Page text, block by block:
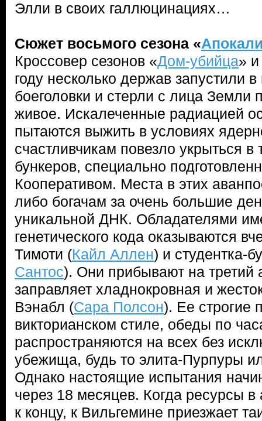
Элли в своих галлюцинациях…
Сюжет восьмого сезона «
Кроссовер сезонов «Дом-убийца»
году несколько держав запустили
боеголовки и стерли с лица Земли
живое. Искалеченные радиацией
пытаются выжить в условиях
счастливчикам повезло укрыться в
бункеров, специально
Кооперативом. Места в этих
либо богачам за очень большие
уникальной ДНК. Обладателями
генетического кода оказываются
Тимоти (Кайл Аллен) и студентка-
Сантос). Они прибывают на третий
заправляет хладнокровная и
Вэнабл (Сара Полсон). Ее строгие
викторианском стиле, обеды по
распространяются на всех без
убежища, будь то элита-Пурпуры
Однако настоящие испытания
через 18 месяцев. Когда ресурсы в
к концу, к Вильгемине приезжает